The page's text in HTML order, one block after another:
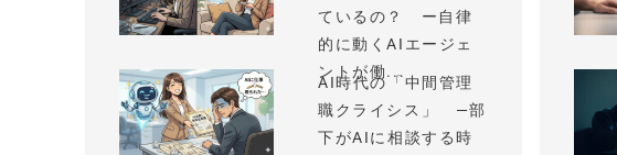
ているの？ ー自律
的に動くAIエージェ
ントが働...
AI時代の「中間管理
職クライシス」 —部
下がAIに相談する時